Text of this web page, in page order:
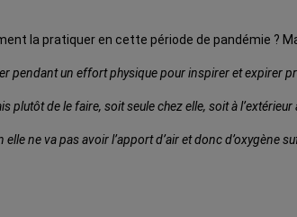
la pratiquer en cette période de pandémie ?
pendant un effort physique pour inspirer et expirer
de le faire, soit seule chez elle, soit à
ne va pas avoir l’apport d’air et donc d’oxygène